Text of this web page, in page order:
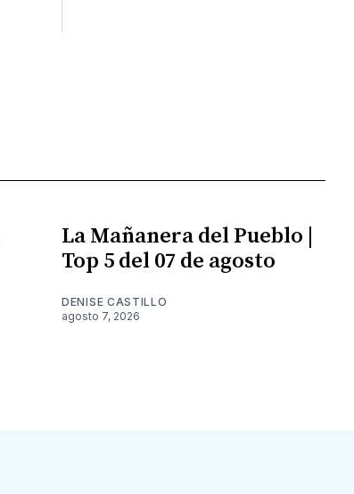
La Mañanera del Pueblo |
Top 5 del 07 de agosto
DENISE CASTILLO
agosto 7, 2026